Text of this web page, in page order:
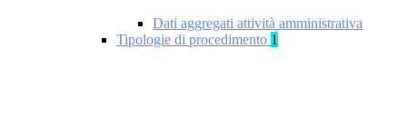
Dati aggregati attività amministrativa
Tipologie di procedimento 1